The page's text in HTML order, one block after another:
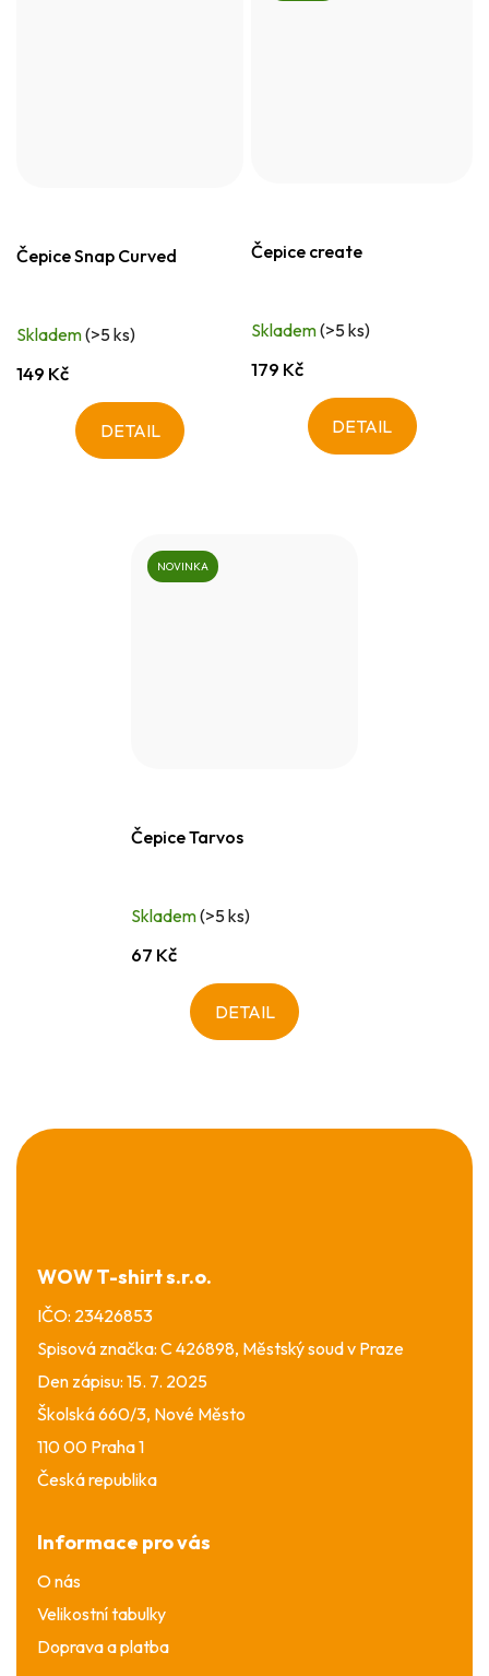
Čepice Snap Curved
Skladem(>5 ks)
149 Kč
DETAIL
Čepice create
Skladem(>5 ks)
179 Kč
DETAIL
NOVINKA
Čepice Tarvos
Skladem(>5 ks)
67 Kč
DETAIL
Z
á
WOW T-shirt s.r.o.
IČO: 23426853
Spisová značka: C 426898, Městský soud v Praze
Den zápisu: 15. 7. 2025
Školská 660/3, Nové Město
110 00 Praha 1
Česká republika
Informace pro vás
O nás
Velikostní tabulky
Doprava a platba